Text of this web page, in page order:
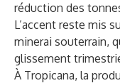
réduction des
L’accent reste mis
minerai souterrain,
glissement
À Tropicana, la